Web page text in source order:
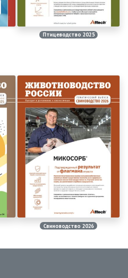
Птицеводство 2025
Свиноводство 2026